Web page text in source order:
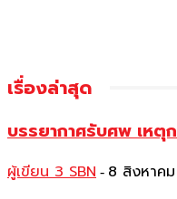
เรื่องล่าสุด
บรรยากาศรับศพ เหตุ
ผู้เขียน 3 SBN - 8 สิงหาค